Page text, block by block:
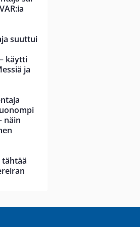
suuttui
käytti
ja
näin
tähtää